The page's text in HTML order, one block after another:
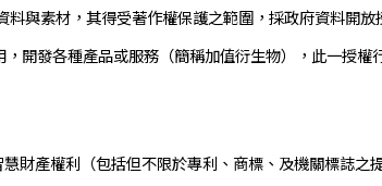
與素材，其得受著作權保護之範圍，採政府資料開
開發各種產品或服務（簡稱加值衍生物），此一授
財產權利（包括但不限於專利、商標、及機關標誌之